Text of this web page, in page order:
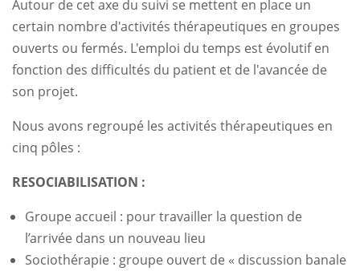
Autour de cet axe du suivi se mettent en place un
certain nombre d'activités thérapeutiques en groupes
ouverts ou fermés. L'emploi du temps est évolutif en
fonction des difficultés du patient et de l'avancée de
son projet.
Nous avons regroupé les activités thérapeutiques en
cinq pôles :
RESOCIABILISATION :
Groupe accueil : pour travailler la question de
l’arrivée dans un nouveau lieu
Sociothérapie : groupe ouvert de « discussion banale